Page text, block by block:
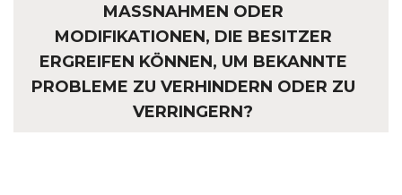
MASSNAHMEN ODER M
ODIFIKATIONEN, DIE BESITZER E
RGREIFEN KÖNNEN, UM BEKANNTE P
ROBLEME ZU VERHINDERN ODER ZU V
ERRINGERN?